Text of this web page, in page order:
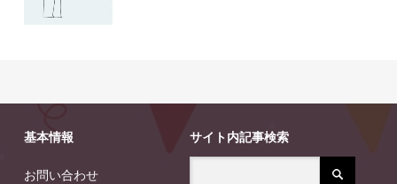
基本情報
お問い合わせ
サイト内記事検索